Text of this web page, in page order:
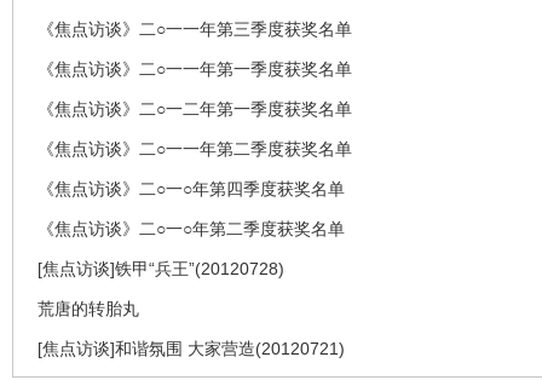
《焦点访谈》二○一一年第三季度获奖名单
《焦点访谈》二○一一年第一季度获奖名单
《焦点访谈》二○一二年第一季度获奖名单
《焦点访谈》二○一一年第二季度获奖名单
《焦点访谈》二○一○年第四季度获奖名单
《焦点访谈》二○一○年第二季度获奖名单
[焦点访谈]铁甲“兵王”(20120728)
荒唐的转胎丸
[焦点访谈]和谐氛围 大家营造(20120721)